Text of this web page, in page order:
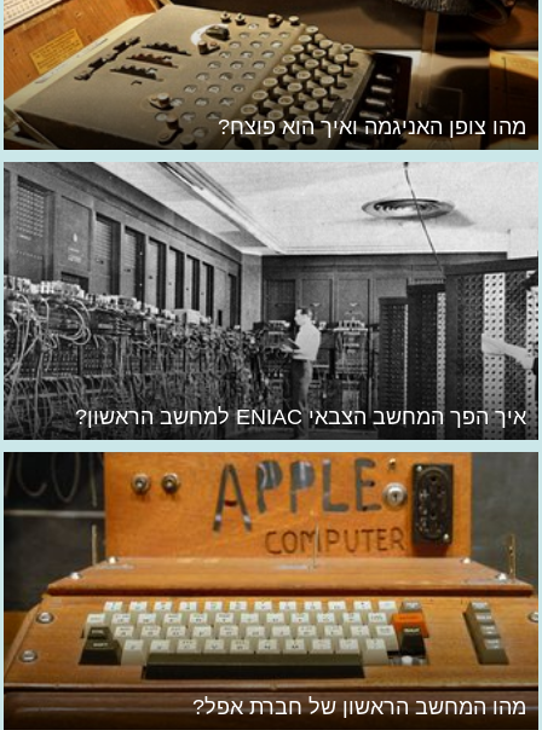
מהו צופן האניגמה ואיך הוא פוצח?
איך הפך המחשב הצבאי ENIAC למחשב הראשון?
מהו המחשב הראשון של חברת אפל?